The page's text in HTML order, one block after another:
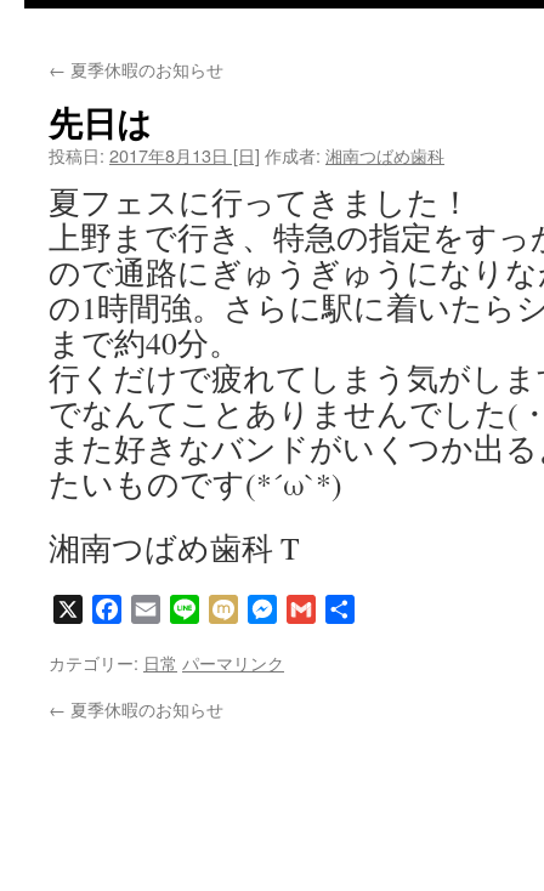
ン
ツ
へ
ス
ッ
← 夏季休暇のお知らせ
先日は
投稿日: 2017年8月13日 [日] 作成者: 湘南つばめ歯科
夏フェスに行ってきました！
上野まで行き、特急の指定をす
ので通路にぎゅうぎゅうになり
の1時間強。さらに駅に着いたら
まで約40分。
行くだけで疲れてしまう気がし
でなんてことありませんでした(
また好きなバンドがいくつか出
たいものです(*´ω`*)
湘南つばめ歯科 T
X Facebook
Email Line Mixi Messenger
Gmail
カテゴリー: 日常 パーマリンク
← 夏季休暇のお知らせ